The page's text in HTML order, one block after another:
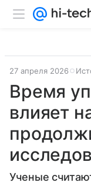
27 апреля 2026
Время
влияет
Ученые